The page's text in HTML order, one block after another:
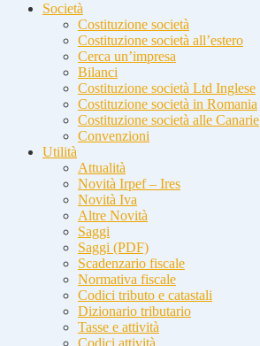
Società
Costituzione società
Costituzione società all’estero
Cerca un’impresa
Bilanci
Costituzione società Ltd Inglese
Costituzione società in Romania
Costituzione società alle Canarie
Convenzioni
Utilità
Attualità
Novità Irpef – Ires
Novità Iva
Altre Novità
Saggi
Saggi (PDF)
Scadenzario fiscale
Normativa fiscale
Codici tributo e catastali
Dizionario tributario
Tasse e attività
Codici attività